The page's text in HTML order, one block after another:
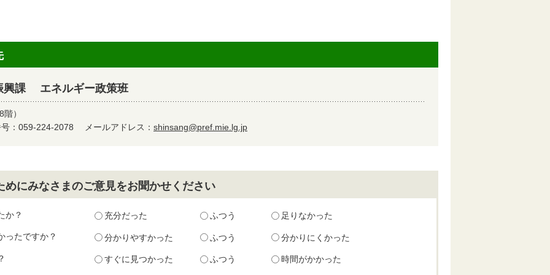
課 エネルギー政策班
）
：059-224-2078
メールアドレス： shinsang@pref.mie.lg.jp
にみなさまのご意見をお聞かせください
か？ 充分だった ふつう 足りなかった
ったですか？ 分かりやすかった ふつう 分かりにくかった
すぐに見つかった ふつう 時間がかかった